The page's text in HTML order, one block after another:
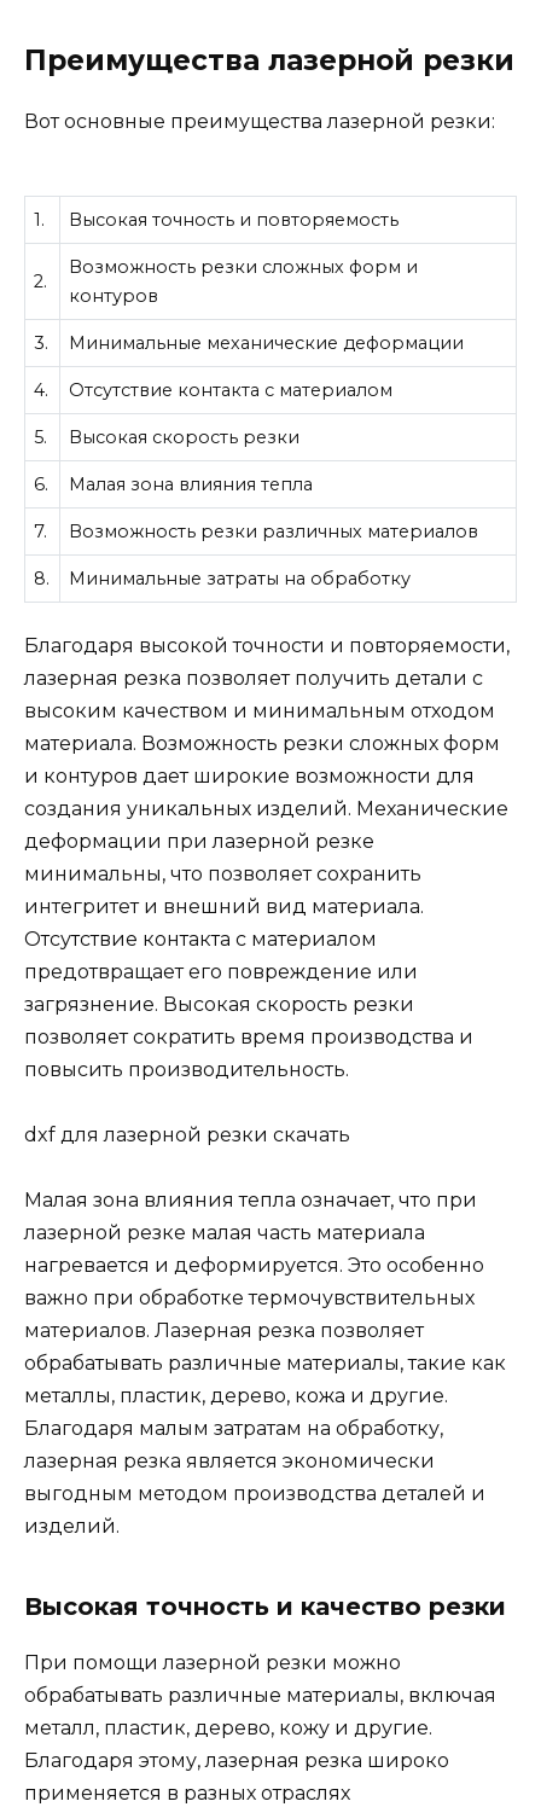
Преимущества лазерной резки
Вот основные преимущества лазерной резки:
1. Высокая точность и повторяемость
2.
Возможность резки сложных форм и
контуров
3. Минимальные механические деформации
4. Отсутствие контакта с материалом
5. Высокая скорость резки
6. Малая зона влияния тепла
7. Возможность резки различных материалов
8. Минимальные затраты на обработку
Благодаря высокой точности и повторяемости,
лазерная резка позволяет получить детали с
высоким качеством и минимальным отходом
материала. Возможность резки сложных форм
и контуров дает широкие возможности для
создания уникальных изделий. Механические
деформации при лазерной резке
минимальны, что позволяет сохранить
интегритет и внешний вид материала.
Отсутствие контакта с материалом
предотвращает его повреждение или
загрязнение. Высокая скорость резки
позволяет сократить время производства и
повысить производительность.
dxf для лазерной резки скачать
Малая зона влияния тепла означает, что при
лазерной резке малая часть материала
нагревается и деформируется. Это особенно
важно при обработке термочувствительных
материалов. Лазерная резка позволяет
обрабатывать различные материалы, такие как
металлы, пластик, дерево, кожа и другие.
Благодаря малым затратам на обработку,
лазерная резка является экономически
выгодным методом производства деталей и
изделий.
Высокая точность и качество резки
При помощи лазерной резки можно
обрабатывать различные материалы, включая
металл, пластик, дерево, кожу и другие.
Благодаря этому, лазерная резка широко
применяется в разных отраслях